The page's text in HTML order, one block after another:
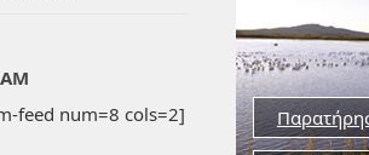
feed num=8 cols=2]